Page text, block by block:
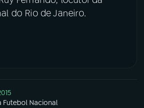
do Rio de Janeiro.
Futebol Nacional